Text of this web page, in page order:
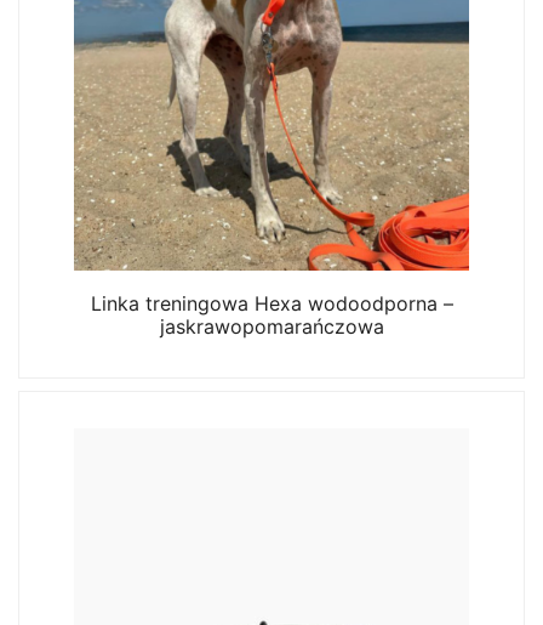
Linka treningowa Hexa wodoodporna –
jaskrawopomarańczowa